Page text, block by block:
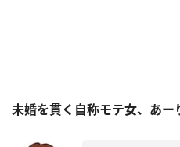
未婚を貫く自称モテ女、あー